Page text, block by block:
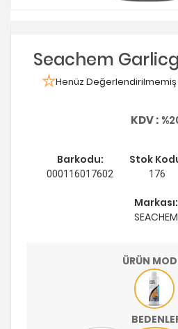
Seachem
Henüz Değerlendirilmemiş
KDV :
Barkodu:
000116017602
Stok
176
Markası:
SEACHEM
ÜRÜN